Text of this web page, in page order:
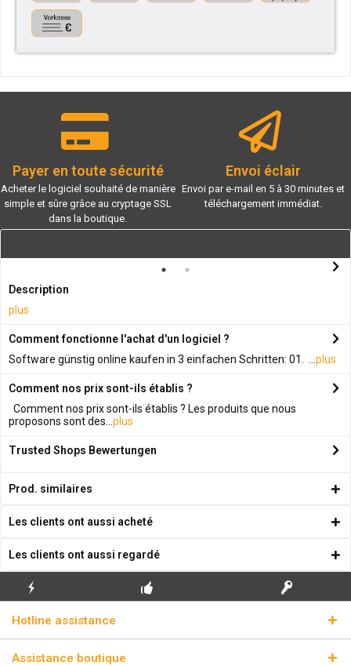
Payer en toute sécurité
Acheter le logiciel souhaité de manière
simple et sûre grâce au cryptage SSL
dans la boutique.
Envoi éclair
Envoi par e-mail en 5 à 30 minutes et
téléchargement immédiat.
Description
plus
Comment fonctionne l'achat d'un logiciel ?
Software günstig online kaufen in 3 einfachen Schritten: 01. ... plus
Comment nos prix sont-ils établis ?
Comment nos prix sont-ils établis ? Les produits que nous
proposons sont des... plus
Trusted Shops Bewertungen
Prod. similaires
Les clients ont aussi acheté
Les clients ont aussi regardé
ÉCLAIR
Hotline assistance
Assistance boutique